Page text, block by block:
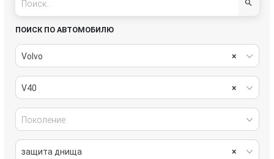
ПОИСК ПО АВТОМОБИЛЮ
×
Volvo
×
V40
Поколение
×
защита днища